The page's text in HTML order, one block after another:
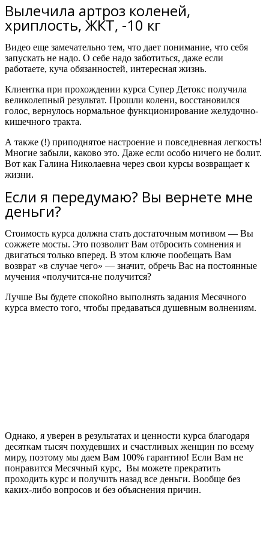
Вылечила артроз коленей,
хриплость, ЖКТ, -10 кг
Видео еще замечательно тем, что дает понимание, что себя
запускать не надо. О себе надо заботиться, даже если
работаете, куча обязанностей, интересная жизнь.
Клиентка при прохождении курса Супер Детокс получила
великолепный результат. Прошли колени, восстановился
голос, вернулось нормальное функционирование желудочно-
кишечного тракта.
А также (!) приподнятое настроение и повседневная легкость!
Многие забыли, каково это. Даже если особо ничего не болит.
Вот как Галина Николаевна через свои курсы возвращает к
жизни.
Если я передумаю? Вы вернете мне
деньги?
Стоимость курса должна стать достаточным мотивом — Вы
сожжете мосты. Это позволит Вам отбросить сомнения и
двигаться только вперед. В этом ключе пообещать Вам
возврат «в случае чего» — значит, обречь Вас на постоянные
мучения «получится-не получится?
Лучше Вы будете спокойно выполнять задания Месячного
курса вместо того, чтобы предаваться душевным волнениям.
Однако, я уверен в результатах и ценности курса благодаря
десяткам тысяч похудевших и счастливых женщин по всему
миру, поэтому мы даем Вам 100% гарантию! Если Вам не
понравится Месячный курс, Вы можете прекратить
проходить курс и получить назад все деньги. Вообще без
каких-либо вопросов и без объяснения причин.